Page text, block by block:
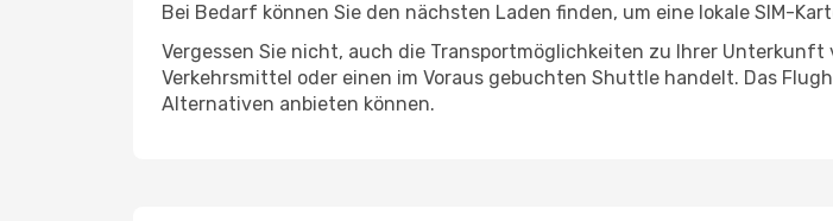
Bei Bedarf können Sie den nächsten Laden finden, um eine lokale SIM-
Vergessen Sie nicht, auch die Transportmöglichkeiten zu Ihrer
Verkehrsmittel oder einen im Voraus gebuchten Shuttle handelt. Das
Alternativen anbieten können.